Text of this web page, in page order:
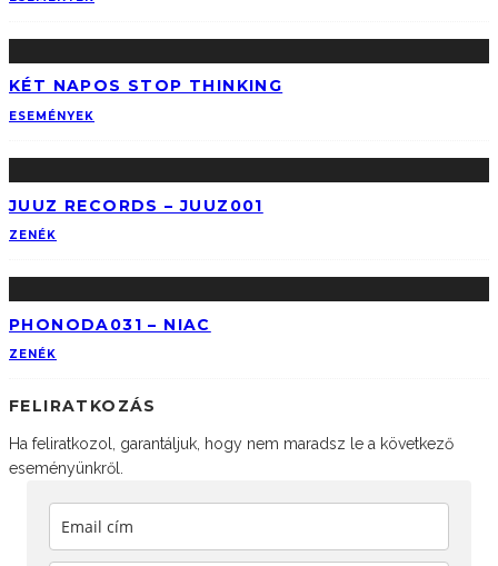
KÉT NAPOS STOP THINKING
ESEMÉNYEK
JUUZ RECORDS – JUUZ001
ZENÉK
PHONODA031 – NIAC
ZENÉK
FELIRATKOZÁS
Ha feliratkozol, garantáljuk, hogy nem maradsz le a következő
eseményünkről.